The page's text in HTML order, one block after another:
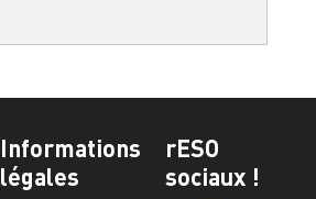
Informations
légales
rESO
sociaux !